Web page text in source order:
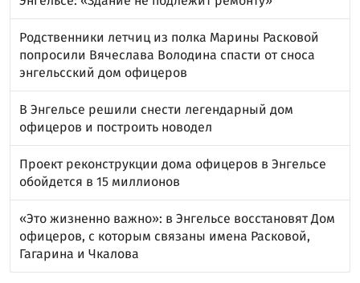
Родственники летчиц из полка Марины Расковой
попросили Вячеслава Володина спасти от сноса
энгельсский дом офицеров
В Энгельсе решили снести легендарный дом
офицеров и построить новодел
Проект реконструкции дома офицеров в Энгельсе
обойдется в 15 миллионов
«Это жизненно важно»: в Энгельсе восстановят Дом
офицеров, с которым связаны имена Расковой,
Гагарина и Чкалова